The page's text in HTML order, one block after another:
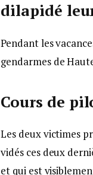
dilapidé
Pendant les
gendarmes de
Cours de
Les deux victimes
vidés ces deux
et qui est